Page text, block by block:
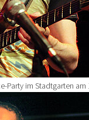
Party im Stadtgarten am